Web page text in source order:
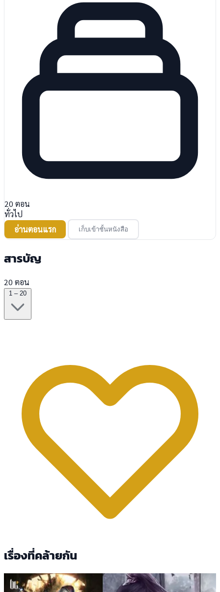
20 ตอน
ทั่วไป
อ่านตอนแรก
เก็บเข้าชั้นหนังสือ
สารบัญ
20 ตอน
1 – 20
เรื่องที่คล้ายกัน